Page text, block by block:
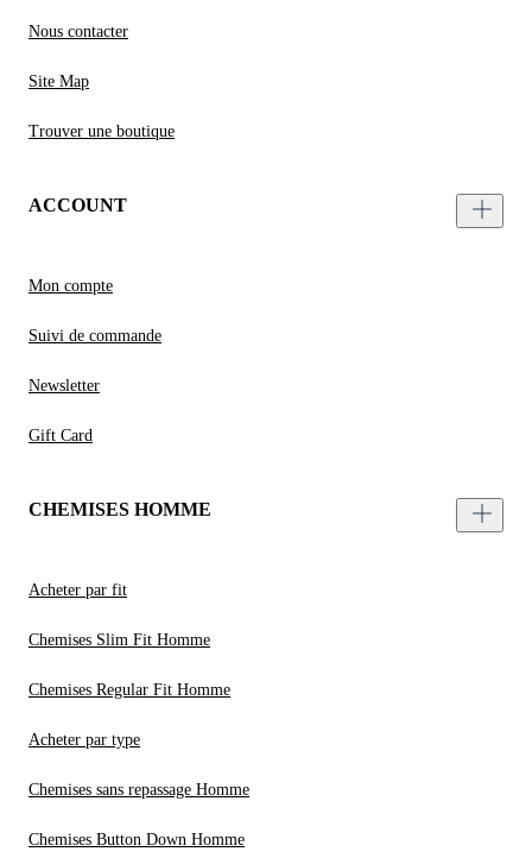
Nous contacter
Site Map
Trouver une boutique
ACCOUNT
Mon compte
Suivi de commande
Newsletter
Gift Card
CHEMISES HOMME
Acheter par fit
Chemises Slim Fit Homme
Chemises Regular Fit Homme
Acheter par type
Chemises sans repassage Homme
Chemises Button Down Homme